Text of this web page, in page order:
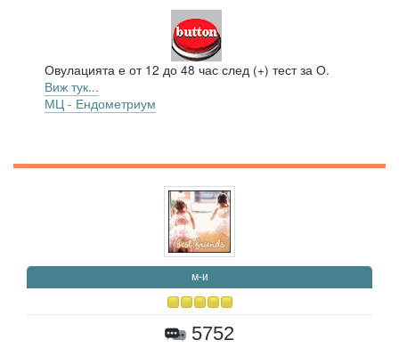
Овулацията е от 12 до 48 час след (+) тест за О.
Виж тук...
МЦ - Ендометриум
м-и
5752